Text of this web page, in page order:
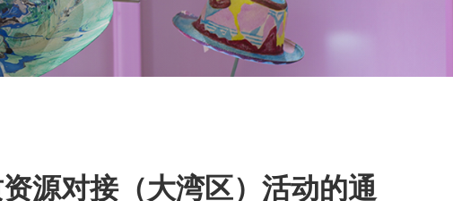
源对接（大湾区）活动的通